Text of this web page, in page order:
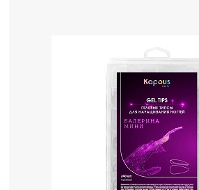
Одноразовая
Уход за кожей